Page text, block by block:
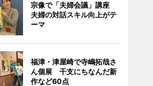
宗像で「夫婦会議」講座
夫婦の対話スキル向上がテ
ーマ
福津・津屋崎で寺嶋拓哉さ
ん個展 干支にちなんだ新
作など60点